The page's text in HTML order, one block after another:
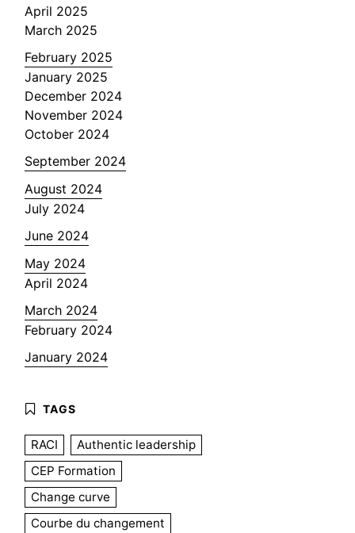
April 2025
March 2025
February 2025
January 2025
December 2024
November 2024
October 2024
September 2024
August 2024
July 2024
June 2024
May 2024
April 2024
March 2024
February 2024
January 2024
RACI
Authentic leadership
CEP Formation
Change curve
Courbe du changement